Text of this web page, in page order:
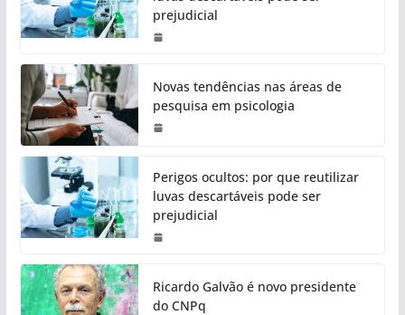
prejudicial
Novas tendências nas áreas de
pesquisa em psicologia
Perigos ocultos: por que reutilizar
luvas descartáveis pode ser
prejudicial
Ricardo Galvão é novo presidente
do CNPq